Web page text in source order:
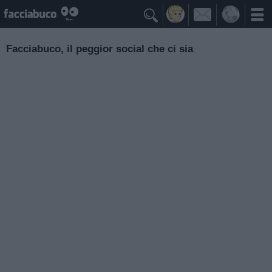

Facciabuco, il peggior social che ci sia